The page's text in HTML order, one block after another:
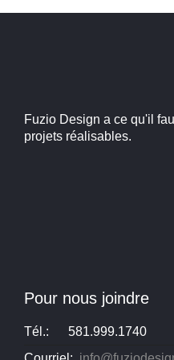
Fuzio Design a ce qu'il
projets réalisables.
Pour nous joindre
Tél.: 581.999.1740